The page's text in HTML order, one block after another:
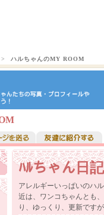
> ハルちゃんのMY ROOM
ﾊﾙちゃん日記
アレルギーいっぱいのハ
近は、ワンコちゃんとも
り、ゆっくり、更新です